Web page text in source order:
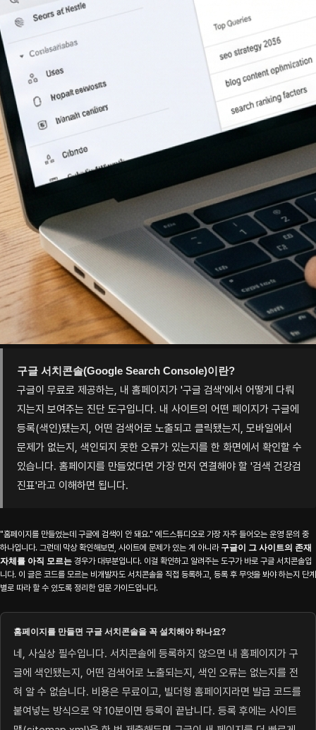
구글 서치콘솔(Google Search Console)이란?
구글이 무료로 제공하는, 내 홈페이지가 '구글 검색'에서 어떻게 다뤄
지는지 보여주는 진단 도구입니다. 내 사이트의 어떤 페이지가 구글에
등록(색인)됐는지, 어떤 검색어로 노출되고 클릭됐는지, 모바일에서
문제가 없는지, 색인되지 못한 오류가 있는지를 한 화면에서 확인할 수
있습니다. 홈페이지를 만들었다면 가장 먼저 연결해야 할 '검색 건강검
진표'라고 이해하면 됩니다.
"홈페이지를 만들었는데 구글에 검색이 안 돼요." 에드스튜디오로 가장 자주 들어오는 운영 문의 중
하나입니다. 그런데 막상 확인해보면, 사이트에 문제가 있는 게 아니라 구글이 그 사이트의 존재
자체를 아직 모르는 경우가 대부분입니다. 이걸 확인하고 알려주는 도구가 바로 구글 서치콘솔입
니다. 이 글은 코드를 모르는 비개발자도 서치콘솔을 직접 등록하고, 등록 후 무엇을 봐야 하는지 단계
별로 따라 할 수 있도록 정리한 입문 가이드입니다.
홈페이지를 만들면 구글 서치콘솔을 꼭 설치해야 하나요?
네, 사실상 필수입니다. 서치콘솔에 등록하지 않으면 내 홈페이지가 구
글에 색인됐는지, 어떤 검색어로 노출되는지, 색인 오류는 없는지를 전
혀 알 수 없습니다. 비용은 무료이고, 빌더형 홈페이지라면 발급 코드를
붙여넣는 방식으로 약 10분이면 등록이 끝납니다. 등록 후에는 사이트